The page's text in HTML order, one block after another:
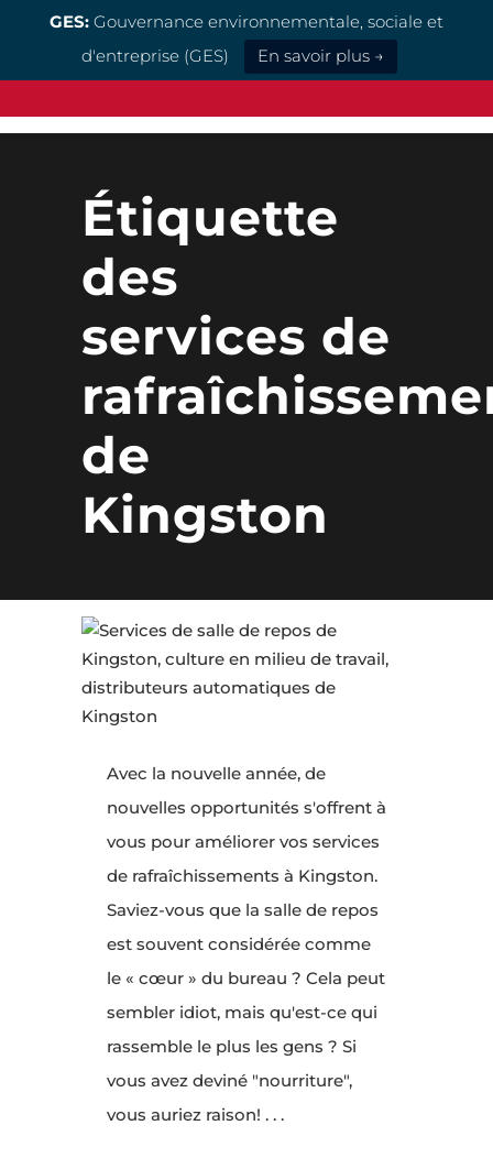
GES: Gouvernance environnementale, sociale et
d'entreprise (GES)
En savoir plus →
Étiquette
des
services de
de
Kingston
Avec la nouvelle année, de
nouvelles opportunités s'offrent à
vous pour améliorer vos services
de rafraîchissements à Kingston.
Saviez-vous que la salle de repos
est souvent considérée comme
le « cœur » du bureau ? Cela peut
sembler idiot, mais qu'est-ce qui
rassemble le plus les gens ? Si
vous avez deviné "nourriture",
vous auriez raison! . . .